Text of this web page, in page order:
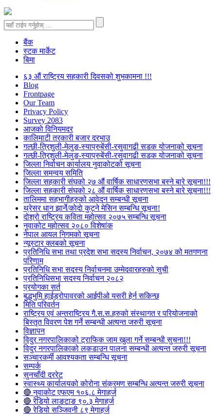
बैंक
स्टक मार्केट
बिमा
६३ औं राष्ट्रिय सहकारी दिवसको शुभकामना !!!
Blog
Frontpage
Our Team
Privacy Policy
Survey 2083
आजकाे विनियमदर
कालिमाटी तरकारी बजार दरभाउ
गल्छी-त्रिशुली-मेलुङ-स्याप्रुबेंसी-रसुवागढी सडक योजनाको सूचना
गल्छी-त्रिशुली-मेलुङ-स्याप्रुबेंसी-रसुवागढी सडक योजनाको सूचना
जिल्ला निर्वाचन कार्यालय नुवाकोटको सूचना
जिल्ला समन्वय समिति
जिल्ला सहकारी संघको २७ औं वार्षिक साधारणसभा बस्ने बारे सूचना!!!
जिल्ला सहकारी संघको २८ औं वार्षिक साधारणसभा बस्ने बारे सूचना!!!
तालिममा सहभागीहरुको आवेदन सम्बन्धी सूचना
थ्रेसर धान झार्ने/काेदाे कुट्ने मेसिन सम्बन्धि सूचना!
दोश्रो राष्ट्रिय कविता महोत्सव २०७५ सम्बन्धि सूचना
नुवाकोट महोत्सव २०८० विशेषांक
नेपाल आयल निगमको सूचना
न्यूस्टार क्लबको सूचना
प्रतिनिधि सभा तथा प्रदेश सभा सदस्य निर्वाचन, २०७४ को मतगणना
परिणाम
प्रतिनिधि सभा सदस्य निर्वाचनमा उम्मेदवारहरुको सुची
प्रतिनिधिसभा सदस्य निर्वाचन २०८२
प्रयोगका सर्त
बुद्धभुमि हाईड्रोपावरको आईपीओ यसरी हेर्न सकिन्छ
मिति परिवर्तन
राष्ट्रिय एवं अन्तराष्ट्रिय गै.स.स.हरुको संस्थागत र परियोजनाको
बिस्तृत विवरण पेश गर्ने सम्बन्धी अत्यन्त जरुरी सूचना
विज्ञापन
विदुर नगरपालिकाको ट्राफिक जाम खुला गर्ने सम्बन्धी सुचना!!!
विदुर नगरपालिकाको लकडाउन पालना सम्बन्धी अत्यन्त जरुरी सूचना
सञ्चारकर्मी आवश्यकता सम्बन्धि सूचना
सम्पर्क
सुनचाँदी दररेट
स्वास्थ्य कार्यालयको कोरोना संक्रमण सम्बन्धि अत्यन्त जरुरी सूचना
🔴 नुवाकोट एफएम १०६.८ मेगाहर्ज
🔴 रेडियो लाङटाङ ९०.३ मेगाहर्ज
🔴 रेडियो सञ्जिवनी ८९ मेगाहर्ज